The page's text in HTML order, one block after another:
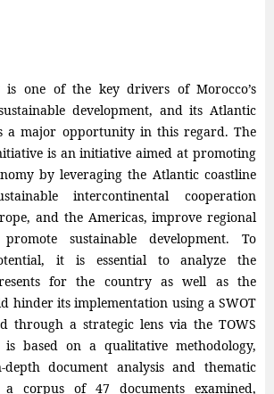
is one of the key drivers of Morocco’s
development, and its Atlantic
a major opportunity in this regard. The
is an initiative aimed at promoting
by leveraging the Atlantic coastline
intercontinental cooperation
and the Americas, improve regional
sustainable development. To
it is essential to analyze the
for the country as well as the
hinder its implementation using a SWOT
through a strategic lens via the TOWS
based on a qualitative methodology,
document analysis and thematic
corpus of 47 documents examined,